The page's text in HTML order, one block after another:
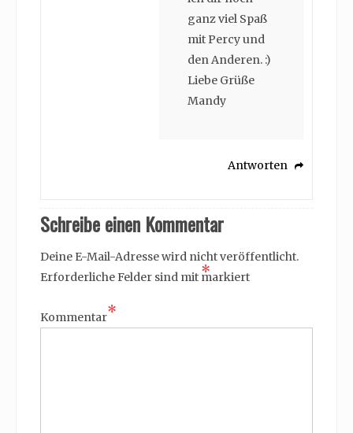
ganz viel Spaß
mit Percy und
den Anderen. :)
Liebe Grüße
Mandy
Antworten
Schreibe einen Kommentar
Deine E-Mail-Adresse wird nicht veröffentlicht.
Erforderliche Felder sind mit *
markiert
Kommentar*